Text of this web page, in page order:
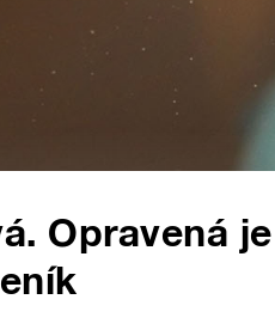
Opravená je